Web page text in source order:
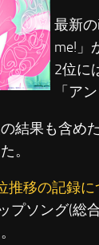
最新
me!」
2位に
「ア
結果も含め
。
推移の記録に
プソング(